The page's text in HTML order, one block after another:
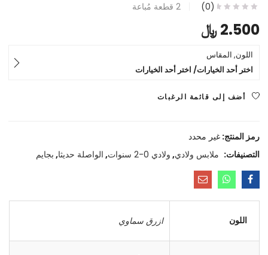
(0)
2 قطعة مُباعة
2.500﷼
اللون, المقاس
اختر أحد الخيارات/ اختر أحد الخيارات
أضف إلى قائمة الرغبات
رمز المنتج:غير محدد
التصنيفات: ملابس ولادي, ولادي 0-2 سنوات , الواصلة حديثا, بجايم
اللون ازرق سماوي